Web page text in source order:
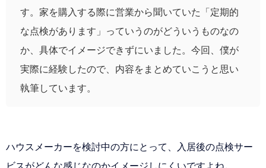
す。家を購入する際に営業から聞いていた「定期的
な点検があります」っていうのがどういうものなの
か、具体でイメージできずにいました。今回、僕が
実際に経験したので、内容をまとめていこうと思い
執筆しています。
ハウスメーカーを検討中の方にとって、入居後の点検サー
ビスがどんな感じなのかイメージしにくいですよね。